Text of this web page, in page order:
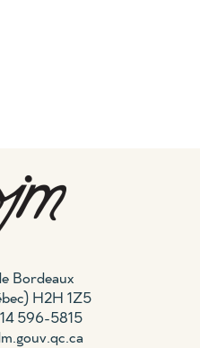
Bordeaux
H2H 1Z5
596-5815